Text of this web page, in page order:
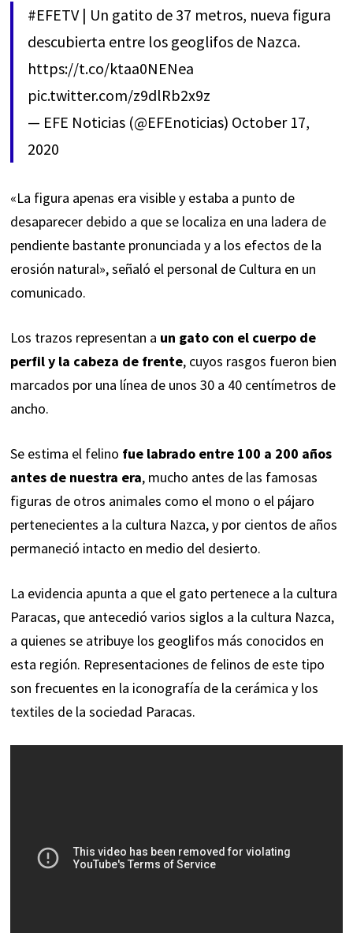
#EFETV| Un gatito de 37 metros, nueva figura
descubierta entre los geoglifos de Nazca.
https://t.co/ktaa0NENea
pic.twitter.com/z9dlRb2x9z
— EFE Noticias (@EFEnoticias) October 17,
2020
«La figura apenas era visible y estaba a punto de
desaparecer debido a que se localiza en una ladera de
pendiente bastante pronunciada y a los efectos de la
erosión natural», señaló el personal de Cultura en un
comunicado.
Los trazos representan a un gato con el cuerpo de
perfil y la cabeza de frente, cuyos rasgos fueron bien
marcados por una línea de unos 30 a 40 centímetros de
ancho.
Se estima el felino fue labrado entre 100 a 200 años
antes de nuestra era, mucho antes de las famosas
figuras de otros animales como el mono o el pájaro
pertenecientes a la cultura Nazca, y por cientos de años
permaneció intacto en medio del desierto.
La evidencia apunta a que el gato pertenece a la cultura
Paracas, que antecedió varios siglos a la cultura Nazca,
a quienes se atribuye los geoglifos más conocidos en
esta región. Representaciones de felinos de este tipo
son frecuentes en la iconografía de la cerámica y los
textiles de la sociedad Paracas.